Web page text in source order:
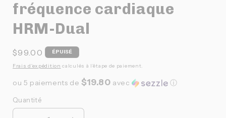
fréquence cardiaque
HRM-Dual
Prix
habituel
$99.00 ÉPUISÉ
Frais d'expédition calculés à l'étape de paiement.
ou 5 paiements de $19.80 avec ⓘ
Quantité
Quantité